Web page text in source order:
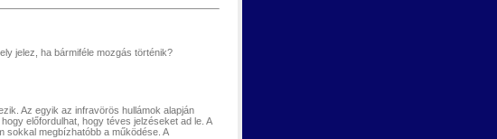
jelez, ha bármiféle mozgás történik?
Az egyik az infravörös hullámok alapján
előfordulhat, hogy téves jelzéseket ad le. A
sokkal megbízhatóbb a működése. A